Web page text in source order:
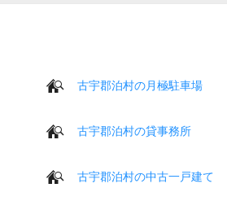
古宇郡泊村の月極駐車場
古宇郡泊村の貸事務所
古宇郡泊村の中古一戸建て